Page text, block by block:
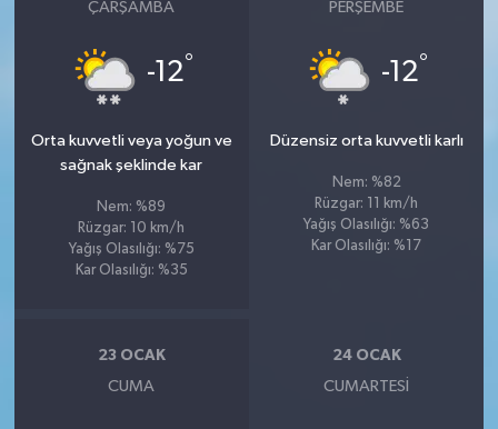
ÇARŞAMBA
-12°
Orta kuvvetli veya yoğun ve
sağnak şeklinde kar
Nem: %89
Rüzgar: 10 km/h
Yağış Olasılığı: %75
Kar Olasılığı: %35
PERŞEMBE
-12°
Düzensiz orta kuvvetli karlı
Nem: %82
Rüzgar: 11 km/h
Yağış Olasılığı: %63
Kar Olasılığı: %17
23 OCAK
CUMA
24 OCAK
CUMARTESI